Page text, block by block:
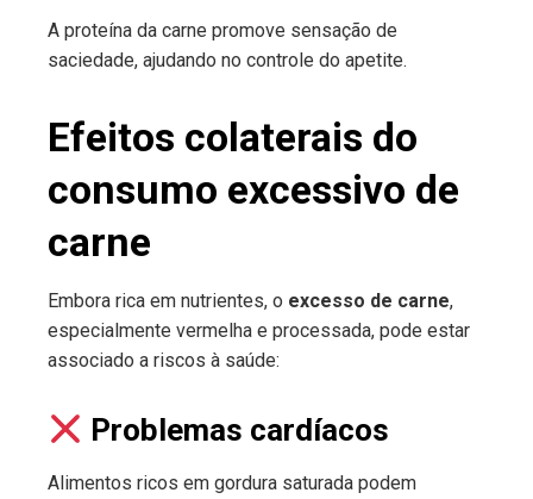
A proteína da carne promove sensação de
saciedade, ajudando no controle do apetite.
Efeitos colaterais do
consumo excessivo de
carne
Embora rica em nutrientes, o excesso de carne,
especialmente vermelha e processada, pode estar
associado a riscos à saúde:
Problemas cardíacos
Alimentos ricos em gordura saturada podem